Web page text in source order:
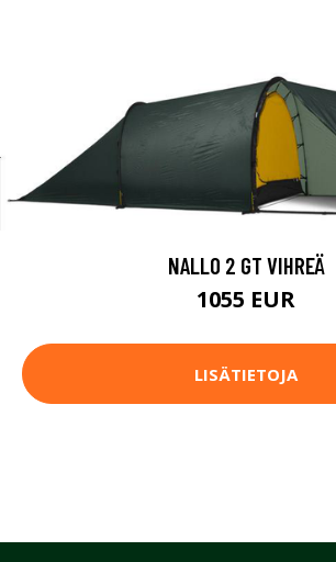
NALLO 2 GT VIHREÄ
1055 EUR
LISÄTIETOJA